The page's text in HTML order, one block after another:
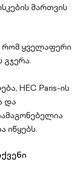
მართვის
რომ ყველაფერი
გჯერა.
HEC Paris-ის
და
იწყებს.